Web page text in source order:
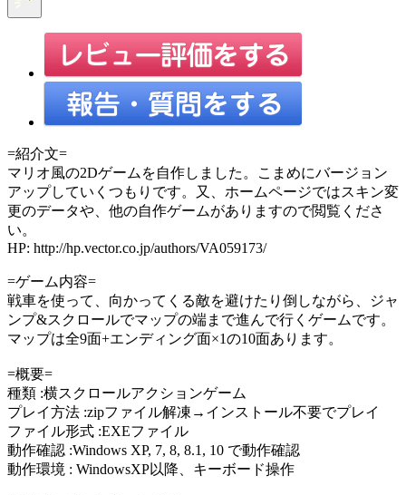
=紹介文=
マリオ風の2Dゲームを自作しました。こまめにバージョン
アップしていくつもりです。又、ホームページではスキン変
更のデータや、他の自作ゲームがありますので閲覧くださ
い。
HP: http://hp.vector.co.jp/authors/VA059173/
=ゲーム内容=
戦車を使って、向かってくる敵を避けたり倒しながら、ジャ
ンプ&スクロールでマップの端まで進んで行くゲームです。
マップは全9面+エンディング面×1の10面あります。
=概要=
種類 :横スクロールアクションゲーム
プレイ方法 :zipファイル解凍→インストール不要でプレイ
ファイル形式 :EXEファイル
動作確認 :Windows XP, 7, 8, 8.1, 10 で動作確認
動作環境 : WindowsXP以降、キーボード操作